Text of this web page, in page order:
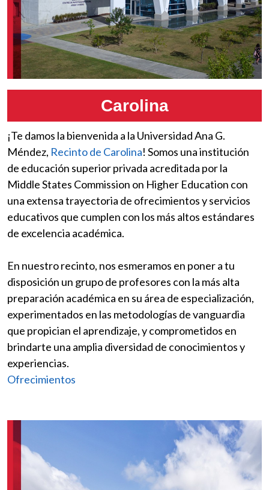
Carolina
¡Te damos la bienvenida a la Universidad Ana G.
Méndez, Recinto de Carolina! Somos una institución
de educación superior privada acreditada por la
Middle States Commission on Higher Education con
una extensa trayectoria de ofrecimientos y servicios
educativos que cumplen con los más altos estándares
de excelencia académica.
En nuestro recinto, nos esmeramos en poner a tu
disposición un grupo de profesores con la más alta
preparación académica en su área de especialización,
experimentados en las metodologías de vanguardia
que propician el aprendizaje, y comprometidos en
brindarte una amplia diversidad de conocimientos y
experiencias.
Ofrecimientos